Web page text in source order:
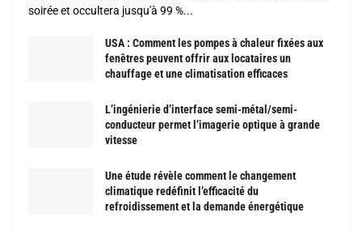
soirée et occultera jusqu'à 99 %...
USA : Comment les pompes à chaleur fixées aux
fenêtres peuvent offrir aux locataires un
chauffage et une climatisation efficaces
L’ingénierie d’interface semi-métal/semi-
conducteur permet l’imagerie optique à grande
vitesse
Une étude révèle comment le changement
climatique redéfinit l’efficacité du
refroidissement et la demande énergétique